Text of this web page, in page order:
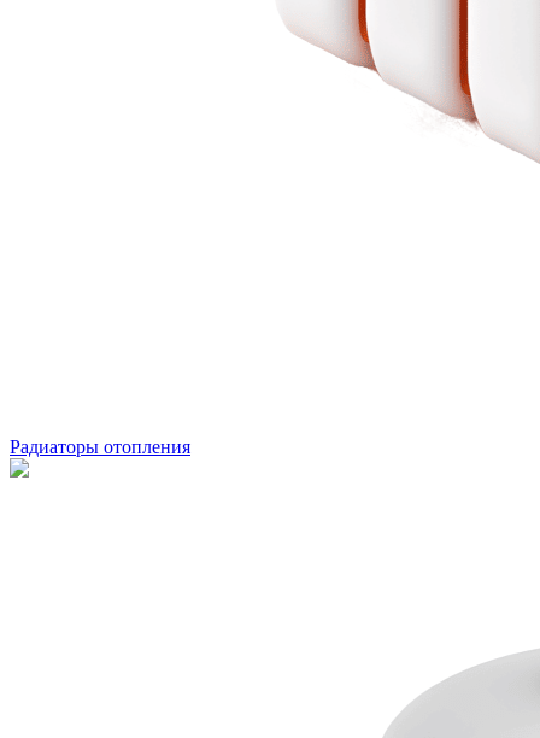
Радиаторы отопления